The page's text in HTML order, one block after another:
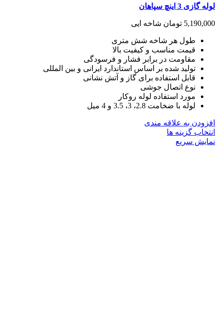
لوله گازی 3 اینچ سپاهان
5,190,000 تومان شاخه ایی
طول هر شاخه شش متری
قیمت مناسب و کیفیت بالا
مقاومت در برابر فشار و فرسودگی
تولید شده بر اساس استاندارد ایرانی و بین المللی
قابل استفاده برای گاز و آتش نشانی
نوع اتصال جوشی
مورد استفاده لوله روکار
لوله با ضخامت 2.8، 3، 3.5 و 4 میل
افزودن به علاقه مندی
انتخاب گزینه ها
نمایش سریع